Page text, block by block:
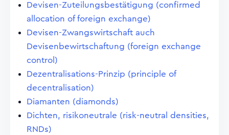
Devisen-Zuteilungsbestätigung (confirmed
allocation of foreign exchange)
Devisen-Zwangswirtschaft auch
Devisenbewirtschaftung (foreign exchange
control)
Dezentralisations-Prinzip (principle of
decentralisation)
Diamanten (diamonds)
Dichten, risikoneutrale (risk-neutral densities,
RNDs)